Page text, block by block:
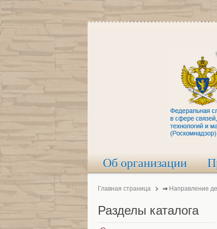
Об организации
Главная страница ⇒ Направление
Разделы каталога